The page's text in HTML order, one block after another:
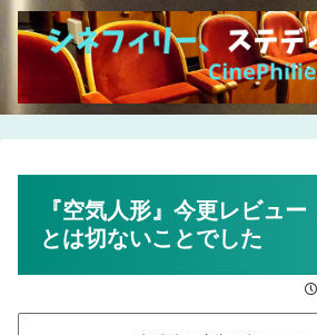
『空気人形』今更レビュー
とは切ないことでした